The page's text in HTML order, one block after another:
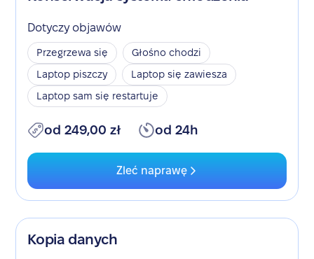
Dotyczy objawów
Przegrzewa się
Głośno chodzi
Laptop piszczy
Laptop się zawiesza
Laptop sam się restartuje
od 249,00 zł od 24h
Zleć naprawę
Kopia danych